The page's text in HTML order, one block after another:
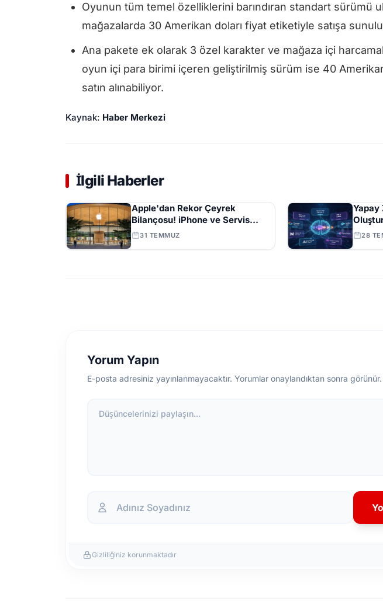
Oyunun tüm temel özelliklerini barındıran standart sürümü
mağazalarda 30 Amerikan doları fiyat etiketiyle satışa
Ana pakete ek olarak 3 özel karakter ve mağaza içi
oyun içi para birimi içeren geliştirilmiş sürüm ise 40 Amerikan
satın alınabiliyor.
Kaynak: Haber Merkezi
İlgili Haberler
Apple'dan Rekor Çeyrek
Bilançosu! iPhone ve Servis
Gelirleri Zirveye Çıktı
31 TEMMUZ
Yapay
28
Yorum Yapın
E-posta adresiniz yayınlanmayacaktır. Yorumlar onaylandıktan sonra görünür.
Düşüncelerinizi paylaşın...
Gizliliğiniz korunmaktadır